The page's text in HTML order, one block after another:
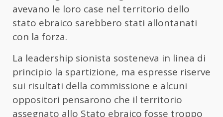
avevano le loro case nel territorio dello
stato ebraico sarebbero stati allontanati
con la forza.
La leadership sionista sosteneva in linea di
principio la spartizione, ma espresse riserve
sui risultati della commissione e alcuni
oppositori pensarono che il territorio
assegnato allo Stato ebraico fosse troppo